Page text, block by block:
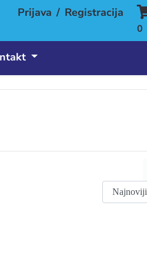
Prijava / Registracija
0